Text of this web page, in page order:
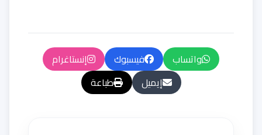
واتساب فيسبوك
إنستاغرام
إيميل
طباعة